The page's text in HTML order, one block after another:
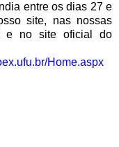
entre os dias 27 e
site, nas nossas
e no site oficial do
Home.aspx